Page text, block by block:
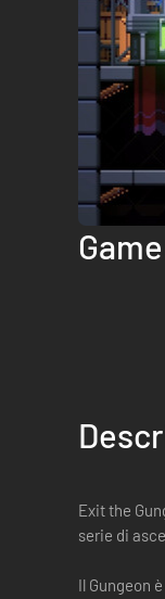
Exit the
serie di
Il Gungeon